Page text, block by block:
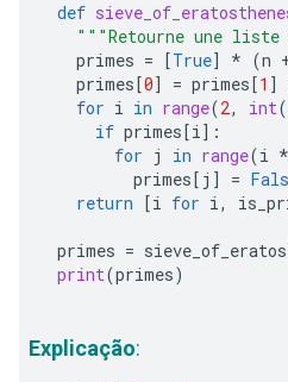
def
"""Retourne une liste
primes = [True] * (n
primes[0] = primes[1 ]
for i in range(2, int(
if primes[i]:
for j in range(i *
primes[ j ] =
return [i for i,
primes =
print(primes)
Explicação: